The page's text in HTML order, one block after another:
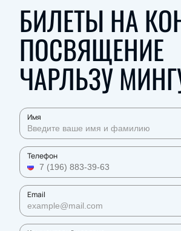
БИЛЕТЫ НА
ПОСВЯЩЕНИЕ
ЧАРЛЬЗУ
Имя
Телефон
Email